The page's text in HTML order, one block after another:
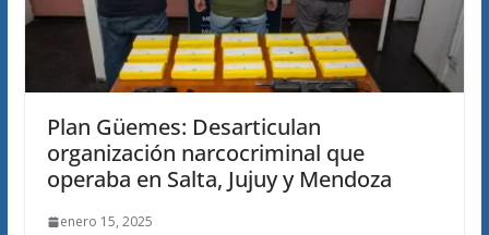
Plan Güemes: Desarticulan
organización narcocriminal que
operaba en Salta, Jujuy y Mendoza
enero 15, 2025